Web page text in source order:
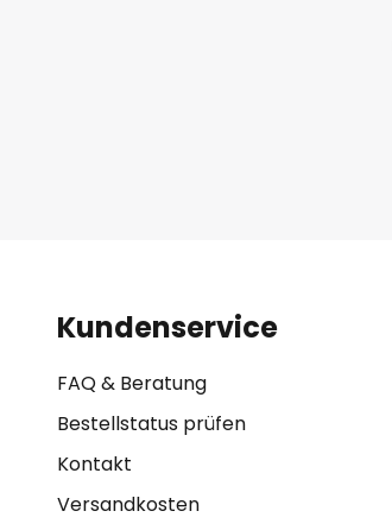
Kundenservice
FAQ & Beratung
Bestellstatus prüfen
Kontakt
Versandkosten